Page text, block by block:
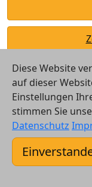
© 2026
Kontakt
Diese Website
auf dieser
Einstellungen
stimmen Sie
Datenschutz